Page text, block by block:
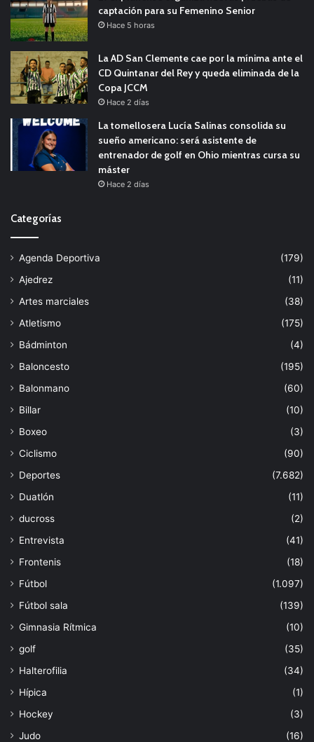
captación para su Femenino Senior
Hace 5 horas
La AD San Clemente cae por la mínima ante el
CD Quintanar del Rey y queda eliminada de la
Copa JCCM
Hace 2 días
La tomellosera Lucía Salinas consolida su
sueño americano: será asistente de
entrenador de golf en Ohio mientras cursa su
máster
Hace 2 días
Categorías
Agenda Deportiva
(179)
Ajedrez
(11)
Artes marciales
(38)
Atletismo
(175)
Bádminton
(4)
Baloncesto
(195)
Balonmano
(60)
Billar
(10)
Boxeo
(3)
Ciclismo
(90)
Deportes
(7.682)
Duatlón
(11)
ducross
(2)
Entrevista
(41)
Frontenis
(18)
Fútbol
(1.097)
Fútbol sala
(139)
Gimnasia Rítmica
(10)
golf
(35)
Halterofilia
(34)
Hípica
(1)
Hockey
(3)
Judo
(16)